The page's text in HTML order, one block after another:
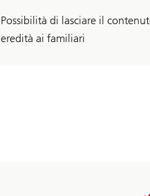
Possibilità di lasciare il
eredità ai familiari